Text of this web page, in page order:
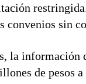
convenios sin
la información
de pesos